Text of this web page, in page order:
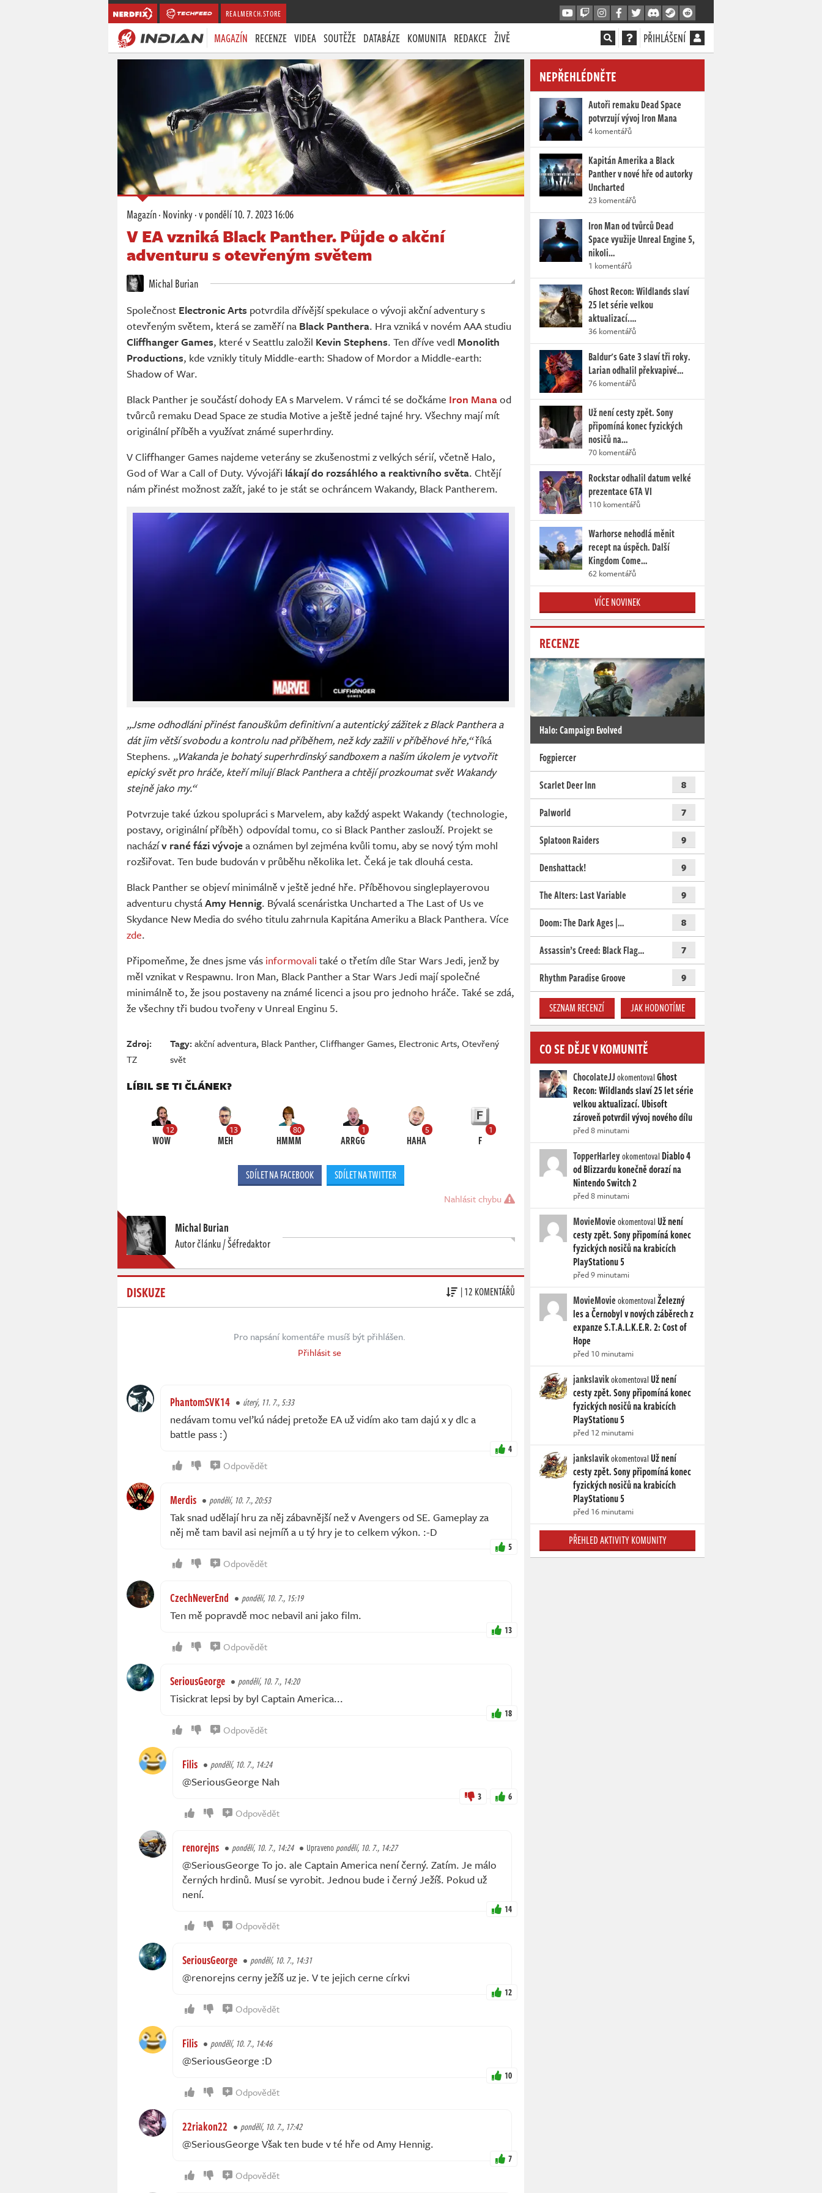
REALMERCH.STORE
MAGAZÍN RECENZE VIDEA SOUTĚŽE DATABÁZE KOMUNITA REDAKCE ŽIVĚ PŘIHLÁŠENÍ
Magazín·Novinky·v pondělí10. 7. 2023 16:06
V EA vzniká Black Panther. Půjde o akční
adventuru s otevřeným světem
Michal Burian
Společnost Electronic Arts potvrdila dřívější spekulace o vývoji akční adventury s
otevřeným světem, která se zaměří na Black Panthera. Hra vzniká v novém AAA studiu
Cliffhanger Games, které v Seattlu založil Kevin Stephens. Ten dříve vedl Monolith
Productions, kde vznikly tituly Middle-earth: Shadow of Mordor a Middle-earth:
Shadow of War.
Black Panther je součástí dohody EA s Marvelem. V rámci té se dočkáme Iron Manaod
tvůrců remaku Dead Space ze studia Motive a ještě jedné tajné hry. Všechny mají mít
originální příběh a využívat známé superhrdiny.
V Cliffhanger Games najdeme veterány se zkušenostmi z velkých sérií, včetně Halo,
God of War a Call of Duty. Vývojáři lákají do rozsáhlého a reaktivního světa. Chtějí
nám přinést možnost zažít, jaké to je stát se ochráncem Wakandy, Black Pantherem.
„Jsme odhodláni přinést fanouškům definitivní a autentický zážitek z Black Panthera a
dát jim větší svobodu a kontrolu nad příběhem, než kdy zažili v příběhové hře,“říká
Stephens. „Wakanda je bohatý superhrdinský sandboxem a naším úkolem je vytvořit
epický svět pro hráče, kteří milují Black Panthera a chtějí prozkoumat svět Wakandy
stejně jako my.“
Potvrzuje také úzkou spolupráci s Marvelem, aby každý aspekt Wakandy (technologie,
postavy, originální příběh) odpovídal tomu, co si Black Panther zaslouží. Projekt se
nacházív rané fázi vývojea oznámen byl zejména kvůli tomu, aby se nový tým mohl
rozšiřovat. Ten bude budován v průběhu několika let. Čeká je tak dlouhá cesta.
Black Panther se objeví minimálně v ještě jedné hře. Příběhovou singleplayerovou
adventuru chystáAmy Hennig. Bývalá scenáristka Uncharted a The Last of Us ve
Skydance New Media do svého titulu zahrnula Kapitána Ameriku a Black Panthera. Více
zde.
Připomeňme, že dnes jsme vás informovali také o třetím díle Star Wars Jedi, jenž by
měl vznikat v Respawnu. Iron Man, Black Panther a Star Wars Jedi mají společné
minimálně to, že jsou postaveny na známé licenci a jsou pro jednoho hráče. Také se zdá,
že všechny tři budou tvořeny v Unreal Enginu 5.
Zdroj:
TZ
Tagy: akční adventura, Black Panther,Cliffhanger Games, Electronic Arts,Otevřený
svět
LÍBIL SE TI ČLÁNEK?
12
WOW
13
MEH
80
HMMM
1
ARRGG
5
HAHA
1
F
SDÍLET NA FACEBOOK SDÍLET NA TWITTER
Nahlásit chybu
Michal Burian
Autor článku / Šéfredaktor
DISKUZE | 12 KOMENTÁŘŮ
Pro napsání komentáře musíš být přihlášen.
Přihlásit se
PhantomSVK14 úterý, 11. 7., 5:33
nedávam tomu veľkú nádej pretože EA už vidím ako tam dajú x y dlc a
battle pass :)
4
Odpovědět
Merdis pondělí, 10. 7., 20:53
Tak snad udělají hru za něj zábavnější než v Avengers od SE. Gameplay za
něj mě tam bavil asi nejmíň a u tý hry je to celkem výkon. :⁠-⁠D
5
Odpovědět
CzechNeverEnd pondělí, 10. 7., 15:19
Ten mě popravdě moc nebavil ani jako film.
13
Odpovědět
SeriousGeorge pondělí, 10. 7., 14:20
Tisickrat lepsi by byl Captain America...
18
Odpovědět
Filis pondělí, 10. 7., 14:24
@SeriousGeorge Nah
3 6
Odpovědět
renorejns pondělí, 10. 7., 14:24 Upravenopondělí, 10. 7., 14:27
@SeriousGeorge To jo. ale Captain America není černý. Zatím. Je málo
černých hrdinů. Musí se vyrobit. Jednou bude i černý Ježíš. Pokud už
není.
14
Odpovědět
SeriousGeorge pondělí, 10. 7., 14:31
@renorejns cerny ježíš uz je. V te jejich cerne církvi
12
Odpovědět
Filis pondělí, 10. 7., 14:46
@SeriousGeorge :D
10
Odpovědět
22riakon22 pondělí, 10. 7., 17:42
@SeriousGeorge Však ten bude v té hře od Amy Hennig.
7
Odpovědět
NEPŘEHLÉDNĚTE
Autoři remaku Dead Space
potvrzují vývoj Iron Mana
4 komentářů
Kapitán Amerika a Black
Panther v nové hře od autorky
Uncharted
23 komentářů
Iron Man od tvůrců Dead
Space využije Unreal Engine 5,
nikoli…
1 komentářů
Ghost Recon: Wildlands slaví
25 let série velkou
aktualizací.…
36 komentářů
Baldur's Gate 3 slaví tři roky.
Larian odhalil překvapivé…
76 komentářů
Už není cesty zpět. Sony
připomíná konec fyzických
nosičů na…
70 komentářů
Rockstar odhalil datum velké
prezentace GTA VI
110 komentářů
Warhorse nehodlá měnit
recept na úspěch. Další
Kingdom Come…
62 komentářů
VÍCE NOVINEK
RECENZE
Halo: Campaign Evolved
Fogpiercer
Scarlet Deer Inn
8
Palworld 7
Splatoon Raiders 9
Denshattack! 9
The Alters: Last Variable 9
Doom: The Dark Ages |… 8
Assassin’s Creed: Black Flag… 7
Rhythm Paradise Groove 9
SEZNAM RECENZÍ JAK HODNOTÍME
CO SE DĚJE V KOMUNITĚ
ChocolateJJokomentovalGhost
Recon: Wildlands slaví 25 let série
velkou aktualizací. Ubisoft
zároveň potvrdil vývoj nového dílu
před 8 minutami
TopperHarleyokomentoval Diablo 4
od Blizzardu konečně dorazí na
Nintendo Switch 2
před 8 minutami
MovieMovieokomentovalUž není
cesty zpět. Sony připomíná konec
fyzických nosičů na krabicích
PlayStationu 5
před 9 minutami
MovieMovieokomentovalŽelezný
les a Černobyl v nových záběrech z
expanze S.T.A.L.K.E.R. 2: Cost of
Hope
před 10 minutami
jankslavikokomentovalUž není
cesty zpět. Sony připomíná konec
fyzických nosičů na krabicích
PlayStationu 5
před 12 minutami
jankslavikokomentovalUž není
cesty zpět. Sony připomíná konec
fyzických nosičů na krabicích
PlayStationu 5
před 16 minutami
PŘEHLED AKTIVITY KOMUNITY